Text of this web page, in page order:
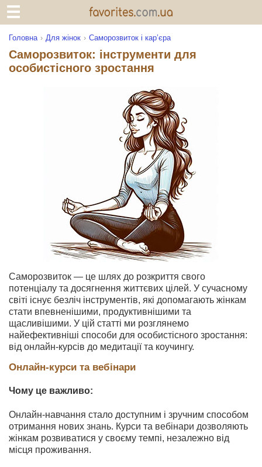
Головна Для жінок Саморозвиток і кар’єра
Саморозвиток: інструменти для
особистісного зростання
Саморозвиток — це шлях до розкриття свого
потенціалу та досягнення життєвих цілей. У сучасному
світі існує безліч інструментів, які допомагають жінкам
стати впевненішими, продуктивнішими та
щасливішими. У цій статті ми розглянемо
найефективніші способи для особистісного зростання:
від онлайн-курсів до медитації та коучингу.
Онлайн-курси та вебінари
Чому це важливо:
Онлайн-навчання стало доступним і зручним способом
отримання нових знань. Курси та вебінари дозволяють
жінкам розвиватися у своєму темпі, незалежно від
місця проживання.